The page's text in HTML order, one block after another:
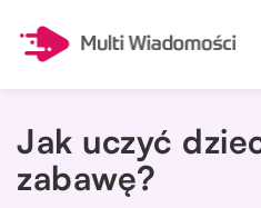
Jak uczyć
zabawę?